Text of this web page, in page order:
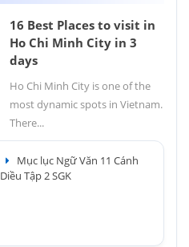
16 Best Places to visit in
Ho Chi Minh City in 3
days
Ho Chi Minh City is one of the
most dynamic spots in Vietnam.
There...
Mục lục Ngữ Văn 11 Cánh
Diều Tập 2 SGK